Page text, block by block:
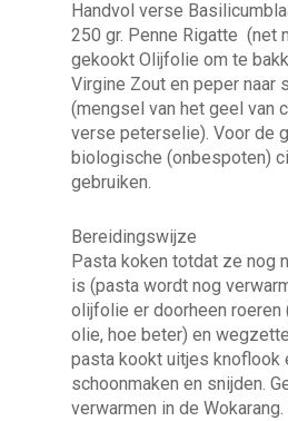
Handvol verse
250 gr. Penne Rigatte (net
gekookt Olijfolie om te
Virgine Zout en peper naar
(mengsel van het geel van
verse peterselie). Voor de
biologische (onbespoten)
gebruiken.
Bereidingswijze
Pasta koken totdat ze nog
is (pasta wordt nog
olijfolie er doorheen roeren
olie, hoe beter) en
pasta kookt uitjes knoflook
schoonmaken en snijden.
verwarmen in de